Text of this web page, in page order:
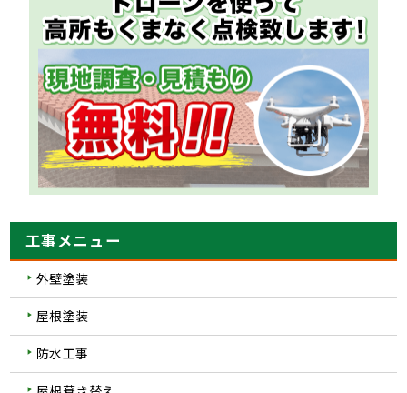
工事メニュー
外壁塗装
屋根塗装
防水工事